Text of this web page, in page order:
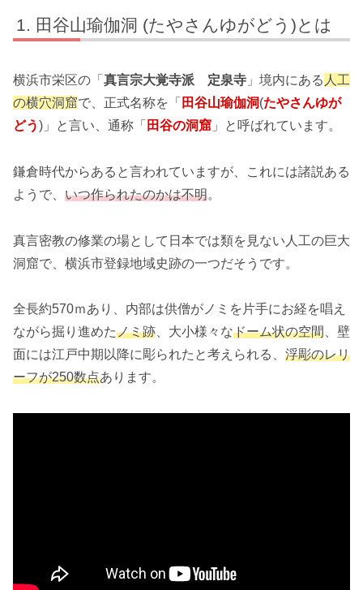
田谷山瑜伽洞 (たやさんゆがどう)とは
横浜市栄区の「 真言宗大覚寺派 定泉寺 」境内にある 人工
の横穴洞窟で、正式名称を「 田谷山瑜伽洞(たやさんゆが
どう)」と言い、通称「 田谷の洞窟 」と呼ばれています。
鎌倉時代からあると言われていますが、これには諸説ある
ようで、 いつ作られたのかは不明。
真言密教の修業の場として日本では類を見ない人工の巨大
洞窟で、横浜市登録地域史跡の一つだそうです。
全長約570ｍあり、内部は供僧がノミを片手にお経を唱え
ながら掘り進めたノミ跡 、大小様々なドーム状の空間 、壁
面には江戸中期以降に彫られたと考えられる、 浮彫のレリ
ーフが250数点あります。